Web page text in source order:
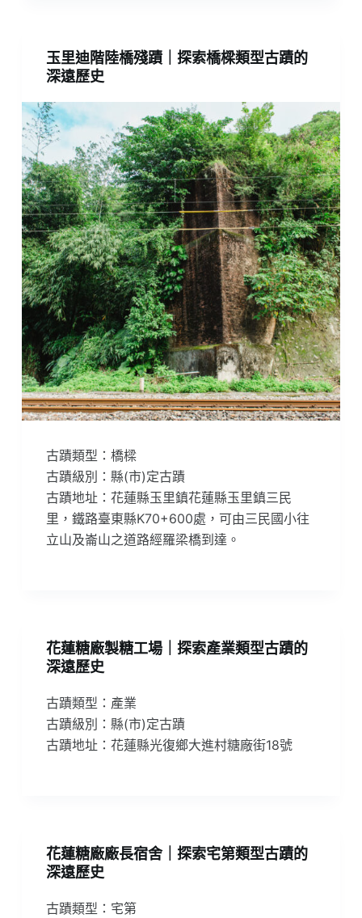
玉里迪階陸橋殘蹟｜探索橋樑類型古蹟的
深遠歷史
古蹟類型：橋樑
古蹟級別：縣(市)定古蹟
古蹟地址：花蓮縣玉里鎮花蓮縣玉里鎮三民
里，鐵路臺東縣K70+600處，可由三民國小往
立山及崙山之道路經羅梁橋到達。
花蓮糖廠製糖工場｜探索產業類型古蹟的
深遠歷史
古蹟類型：產業
古蹟級別：縣(市)定古蹟
古蹟地址：花蓮縣光復鄉大進村糖廠街18號
花蓮糖廠廠長宿舍｜探索宅第類型古蹟的
深遠歷史
古蹟類型：宅第